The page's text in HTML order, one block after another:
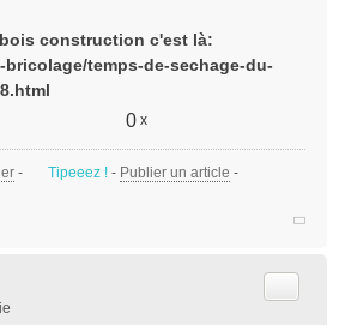
construction c'est là:
temps-de-sechage-du-
0 x
- Tipeeez ! - Publier un article -